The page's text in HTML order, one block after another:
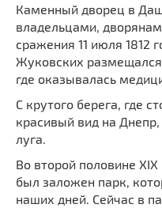
Каменный дворец в
владельцами,
сражения 11 июля 1812
Жуковских размещался
где оказывалась
С крутого берега, где
красивый вид на
луга.
Во второй половине
был заложен парк,
наших дней. Сейчас в